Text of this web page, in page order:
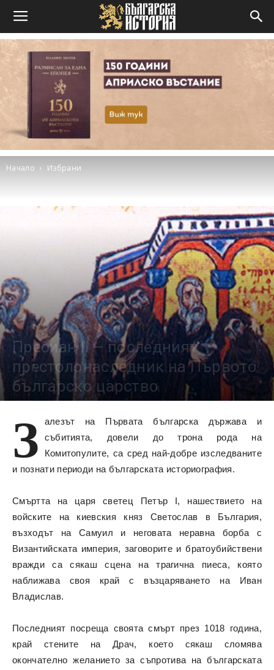
Начало Избрани
Пресиан II – последният
престолонаследник на Първото
българско царство
З
алезът на Първата българска държава и
събитията, довели до трона рода на
Комитопулите, са сред най-добре изследваните
и познати периоди на българската историография.
Смъртта на царя светец Петър I, нашествието на
войските на киевския княз Светослав в България,
възходът на Самуил и неговата неравна борба с
Византийската империя, заговорите и братоубийствени
вражди са сякаш сцена на трагична пиеса, която
наближава своя край с възцаряването на Иван
Владислав.
Последният посреща своята смърт през 1018 година,
край стените на Драч, което сякаш сломява
окончателно желанието за съпротива на българската